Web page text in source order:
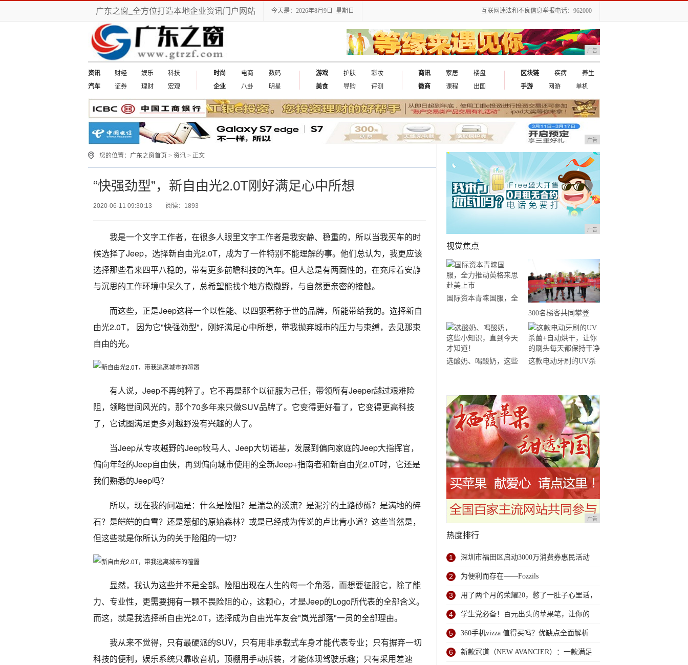
广东之窗_全方位打造本地企业资讯门户网站 今天是：2026年8月9日 星期日 互联网违法和不良信息举报电话：962000
广告
资讯 财经 娱乐
科技
汽车
证券 理财 宏观
时尚 电商
数码
企业
八卦 明星
游戏 护肤
彩妆
美食
导购 评测
商讯 家居
楼盘
微商
课程 出国
区块链 疾病
养生
手游
网游 单机
广告
您的位置： 广东之窗首页 > 资讯 > 正文
“快强劲型”，新自由光2.0T刚好满足心中所想
2020-06-11 09:30:13 阅读：1893
我是一个文字工作者，在很多人眼里文字工作者是我安静、稳重的，所以当我买车的时
候选择了Jeep，选择新自由光2.0T，成为了一件特别不能理解的事。他们总认为，我更应该
选择那些看来四平八稳的，带有更多前瞻科技的汽车。但人总是有两面性的，在充斥着安静
与沉思的工作环境中呆久了，总希望能找个地方撒撒野，与自然更亲密的接触。
而这些，正是Jeep这样一个以性能、以四驱著称于世的品牌，所能带给我的。选择新自
由光2.0T， 因为它"快强劲型"，刚好满足心中所想，带我抛弃城市的压力与束缚，去见那束
自由的光。
有人说，Jeep不再纯粹了。它不再是那个以征服为己任，带领所有Jeeper越过艰难险
阻，领略世间风光的，那个70多年来只做SUV品牌了。它变得更好看了，它变得更高科技
了，它试图满足更多对越野没有兴趣的人了。
当Jeep从专攻越野的Jeep牧马人、Jeep大切诺基，发展到偏向家庭的Jeep大指挥官，
偏向年轻的Jeep自由侠，再到偏向城市使用的全新Jeep+指南者和新自由光2.0T时，它还是
我们熟悉的Jeep吗？
所以，现在我的问题是：什么是险阻？是湍急的溪流？是泥泞的土路砂砾？是满地的碎
石？是皑皑的白雪？还是葱郁的原始森林？或是已经成为传说的卢比肯小道？这些当然是，
但这些就是你所认为的关于险阻的一切？
显然，我认为这些并不是全部。险阻出现在人生的每一个角落，而想要征服它，除了能
力、专业性，更需要拥有一颗不畏险阻的心，这颗心，才是Jeep的Logo所代表的全部含义。
而这，就是我选择新自由光2.0T，选择成为自由光车友会"岚光部落"一员的全部理由。
我从来不觉得，只有最硬派的SUV，只有用非承载式车身才能代表专业；只有摒弃一切
科技的便利，娱乐系统只靠收音机，顶棚用手动拆装，才能体现驾驶乐趣；只有采用差速
广告
视觉焦点
国际资本青睐国服，全
市
300名梯客共同攀登
2019国际垂直马拉松超
级精英赛顺德海骏达中
心站欢乐开跑
选酸奶、喝酸奶，这些
这款电动牙刷的UV杀
广告
热度排行
1 深圳市福田区启动3000万消费券惠民活动
2 为便利而存在——Fozzils
3 用了两个月的荣耀20，憋了一肚子心里话，
今天终于一吐为快
4 学生党必备！百元出头的苹果笔，让你的
iPad成为学习神器
5 360手机vizza 值得买吗？优缺点全面解析
6 新款冠道（NEW AVANCIER）：一款满足